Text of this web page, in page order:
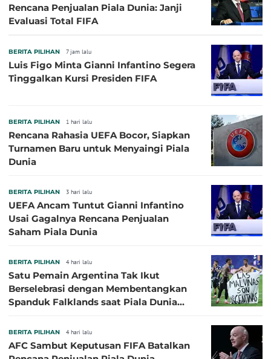
Rencana Penjualan Piala Dunia: Janji
Evaluasi Total FIFA
BERITA PILIHAN 7 jam lalu
Luis Figo Minta Gianni Infantino Segera
Tinggalkan Kursi Presiden FIFA
BERITA PILIHAN 1 hari lalu
Rencana Rahasia UEFA Bocor, Siapkan
Turnamen Baru untuk Menyaingi Piala
Dunia
BERITA PILIHAN 3 hari lalu
UEFA Ancam Tuntut Gianni Infantino
Usai Gagalnya Rencana Penjualan
Saham Piala Dunia
BERITA PILIHAN 4 hari lalu
Satu Pemain Argentina Tak Ikut
Berselebrasi dengan Membentangkan
Spanduk Falklands saat Piala Dunia
BERITA PILIHAN 4 hari lalu
AFC Sambut Keputusan FIFA Batalkan